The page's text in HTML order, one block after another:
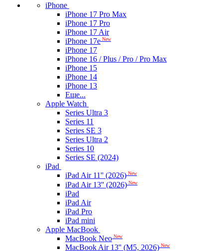
iPhone
iPhone 17 Pro Max
iPhone 17 Pro
iPhone 17 Air
iPhone 17e New
iPhone 17
iPhone 16 / Plus / Pro / Pro Max
iPhone 15
iPhone 14
iPhone 13
Еще...
Apple Watch
Series Ultra 3
Series 11
Series SE 3
Series Ultra 2
Series 10
Series SE (2024)
iPad
iPad Air 11'' (2026) New
iPad Air 13'' (2026) New
iPad
iPad Air
iPad Pro
iPad mini
Apple MacBook
MacBook Neo New
MacBook Air 13'' (M5, 2026) New